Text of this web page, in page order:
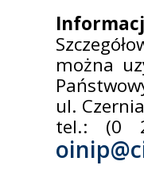
można
ul.
tel.: (0